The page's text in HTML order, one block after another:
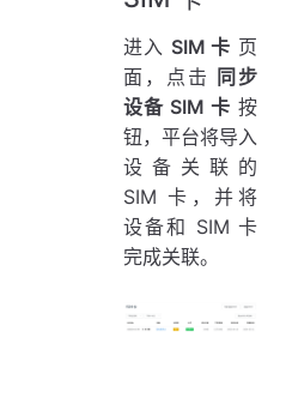
进入 SIM 卡 页
面，点击 同步
设备 SIM 卡 按
钮，平台将导入
设备关联的
SIM 卡，并将
设备和 SIM 卡
完成关联。